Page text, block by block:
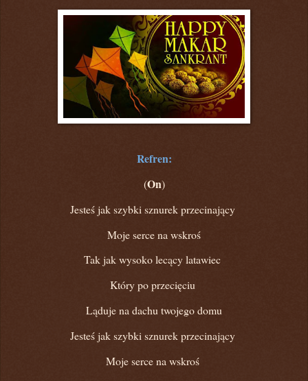
Refren:
(On)
Jesteś jak szybki sznurek przecinający
Moje serce na wskroś
Tak jak wysoko lecący latawiec
Który po przecięciu
Ląduje na dachu twojego domu
Jesteś jak szybki sznurek przecinający
Moje serce na wskroś